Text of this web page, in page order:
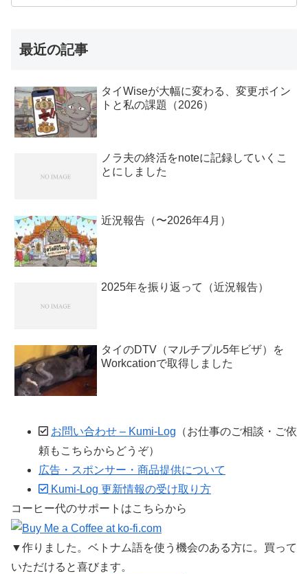
最近の記事
タイWiseが大幅に変わる、変更ポイン
トと私の課題（2026）
ノラ夫の終活をnoteに記録していくこ
とにしました
近況報告（〜2026年4月）
2025年を振り返って（近況報告）
タイのDTV（マルチプル5年ビザ）を
Workcationで取得しました
お問い合わせ – Kumi-Log （お仕事のご相談・ご依
頼もこちらからどうぞ）
広告・スポンサー・商品提供について
Kumi-Log 更新情報の受け取り方
コーヒー代のサポートはこちらから
▼作りました。ベトナム語を使う機会のある方に。買って
いただけると喜びます。